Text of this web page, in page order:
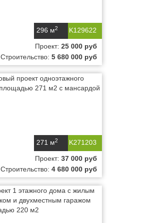
K129622
296 м2
Проект: 25 000 руб
Строительство: 5 680 000 руб
K271203
271 м2
Проект: 37 000 руб
Строительство: 4 680 000 руб